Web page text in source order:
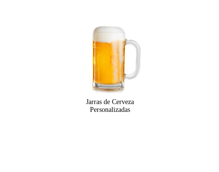
Jarras de Cerveza
Personalizadas